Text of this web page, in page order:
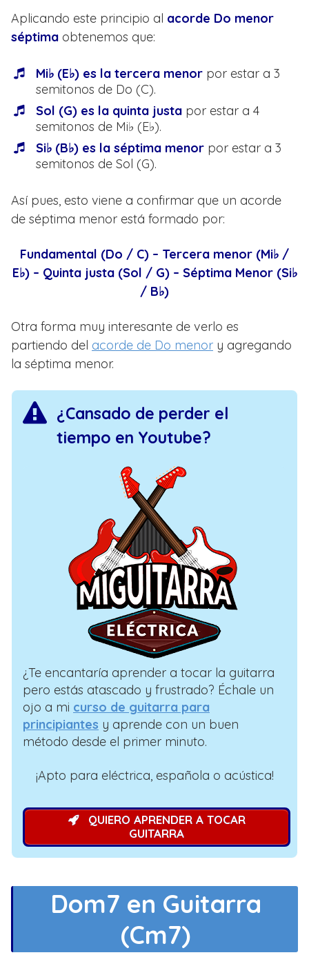
Aplicando este principio al acorde Do menor
séptima obtenemos que:
Mi♭ (E♭) es la tercera menor por estar a 3
semitonos de Do (C).
Sol (G) es la quinta justa por estar a 4
semitonos de Mi♭ (E♭).
Si♭ (B♭) es la séptima menor por estar a 3
semitonos de Sol (G).
Así pues, esto viene a confirmar que un acorde
de séptima menor está formado por:
Fundamental (Do / C) – Tercera menor (Mi♭ /
E♭) – Quinta justa (Sol / G) – Séptima Menor (Si♭
/ B♭)
Otra forma muy interesante de verlo es
partiendo del acorde de Do menor y agregando
la séptima menor.
¿Cansado de perder el
tiempo en Youtube?
¿Te encantaría aprender a tocar la guitarra
pero estás atascado y frustrado? Échale un
ojo a mi curso de guitarra para
principiantes y aprende con un buen
método desde el primer minuto.
¡Apto para eléctrica, española o acústica!
QUIERO APRENDER A TOCAR
GUITARRA
Dom7 en Guitarra
(Cm7)